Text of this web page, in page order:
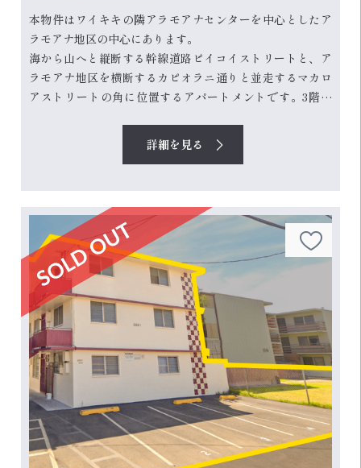
本物件はワイキキの隣アラモアナセンターを中心としたア
ラモアナ地区の中心にあります。
海から山へと縦断する幹線道路ピイコイストリートと、ア
ラモアナ地区を横断するカピオラニ通りと並走するマカロ
アストリートの角に位置するアパートメントです。3階建
が、ハワイでは3〜4階建てのアパートはエレベーターが設
置されていないのが通常です。
詳細を見る